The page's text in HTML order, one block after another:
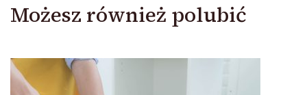
Możesz również polubić